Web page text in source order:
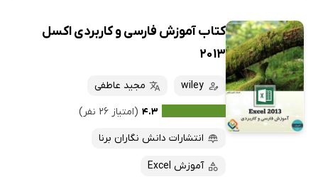
کتاب آموزش فارسی و کاربردی اکسل
2013
wiley
مجید عاطفی
۴.۳ (امتیاز ۲۶ نفر)
انتشارات دانش نگاران برنا
آموزش Excel